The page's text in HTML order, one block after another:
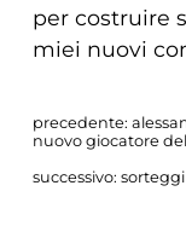
per costruire
miei nuovi
precedente:
nuovo giocatore
successivo: